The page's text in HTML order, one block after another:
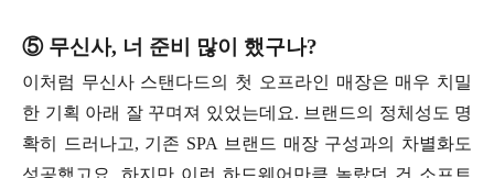
⑤ 무신사, 너 준비 많이 했구나?
이처럼 무신사 스탠다드의 첫 오프라인 매장은 매우 치밀
한 기획 아래 잘 꾸며져 있었는데요. 브랜드의 정체성도 명
확히 드러나고, 기존 SPA 브랜드 매장 구성과의 차별화도
성공했고요. 하지만 이런 하드웨어만큼 놀랐던 건 소프트